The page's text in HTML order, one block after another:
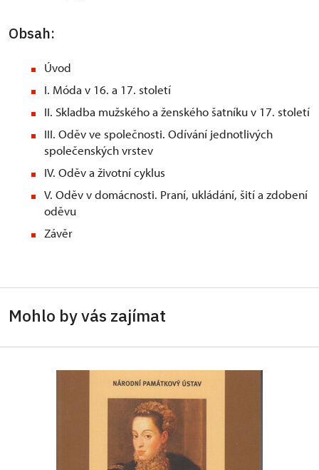
Obsah:
Úvod
I. Móda v 16. a 17. století
II. Skladba mužského a ženského šatníku v 17. století
III. Oděv ve společnosti. Odívání jednotlivých
společenských vrstev
IV. Oděv a životní cyklus
V. Oděv v domácnosti. Praní, ukládání, šití a zdobení
oděvu
Závěr
Mohlo by vás zajímat